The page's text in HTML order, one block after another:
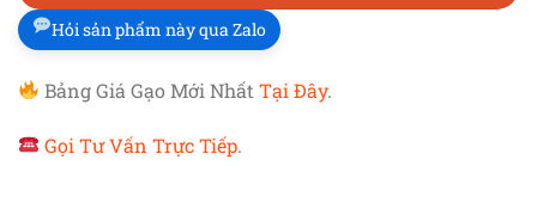
Hỏi sản phẩm này qua Zalo
Bảng Giá Gạo Mới NhấtTại Đây.
Gọi Tư Vấn Trực Tiếp.